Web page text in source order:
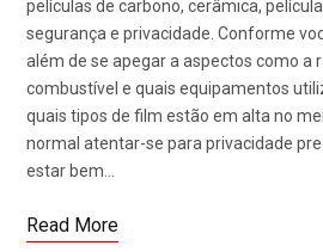
películas de carbono, cerâmica,
segurança e privacidade. Conforme
além de se apegar a aspectos como a
combustível e quais equipamentos
quais tipos de film estão em alta no
normal atentar-se para privacidade
estar bem…
Read More